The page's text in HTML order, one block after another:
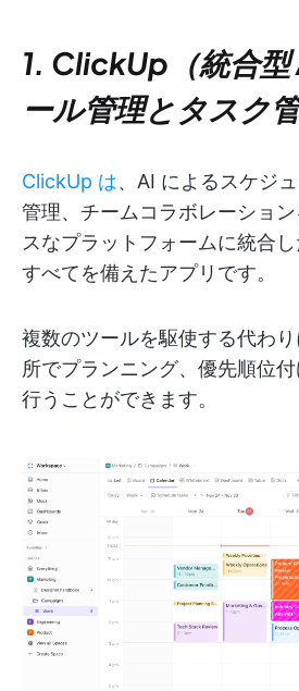
1. ClickUp（統合型
ール管理とタスク
ClickUp は、AI によるスケジ
管理、チームコラボレーショ
スなプラットフォームに統合
すべてを備えたアプリです。
複数のツールを駆使する代わ
所でプランニング、優先順位
行うことができます。